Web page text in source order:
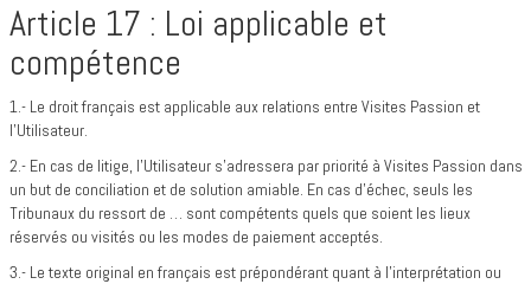
Article 17 : Loi applicable et
compétence
1.- Le droit français est applicable aux relations entre Visites Passion et
l’Utilisateur.
2.- En cas de litige, l’Utilisateur s’adressera par priorité à Visites Passion dans
un but de conciliation et de solution amiable. En cas d’échec, seuls les
Tribunaux du ressort de … sont compétents quels que soient les lieux
réservés ou visités ou les modes de paiement acceptés.
3.- Le texte original en français est prépondérant quant à l’interprétation ou